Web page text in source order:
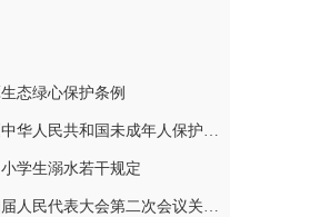
态绿心保护条例
湖南省实施《中华人民共和国未成年人保护法》若干规定
学生溺水若干规定
湖南省第十四届人民代表大会第二次会议关于湖南省人民代表大会常务委员会工作报告的决议